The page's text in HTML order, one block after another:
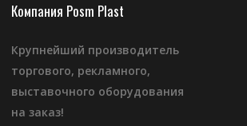
Компания Posm Plast
Крупнейший производитель
торгового, рекламного,
выставочного оборудования
на заказ!